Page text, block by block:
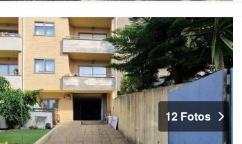
12 Fotos